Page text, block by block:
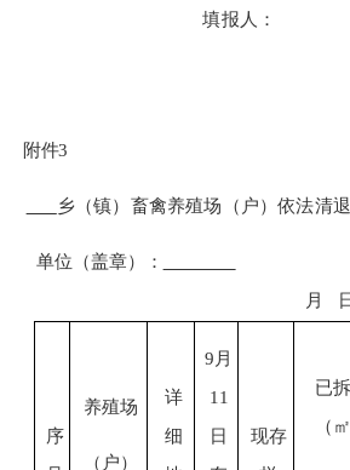
填报人：
附件3
乡（镇）畜禽养殖场（户）依法清
单位（盖章）：
月
序
养殖场
（户）
详
细
9月
11
日
现存
已
（